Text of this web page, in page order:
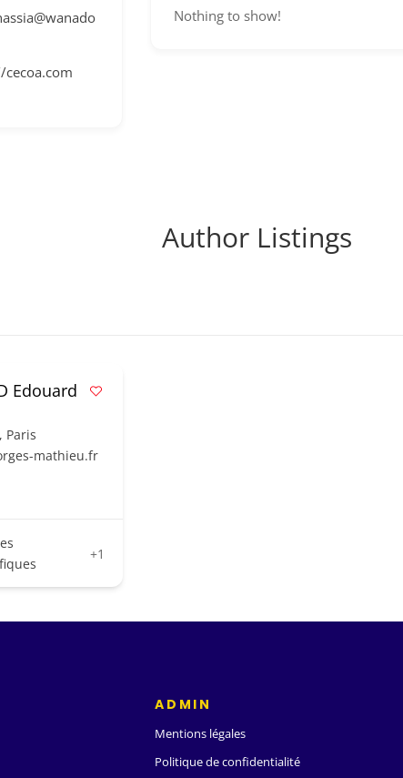
Nothing to show!
Author Listings
Edouard
, Paris
mathieu.fr
+1
ADMIN
Mentions légales
Politique de confidentialité